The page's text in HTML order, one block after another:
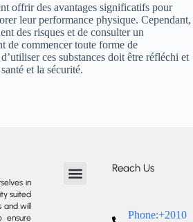
offrir des avantages significatifs pour
leur performance physique. Cependant,
des risques et de consulter un
de commencer toute forme de
ces substances doit être réfléchi et
et la sécurité.
in
suited
and will
ensure
Reach Us
Phone:+2010